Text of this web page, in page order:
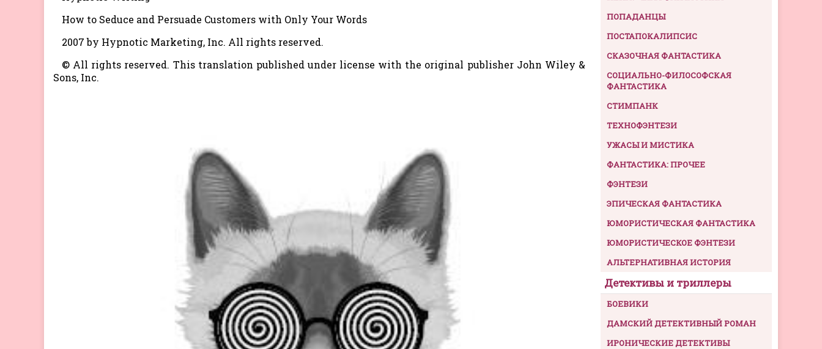
How to Seduce and Persuade Customers with Only Your Words
2007 by Hypnotic Marketing, Inc. All rights reserved.
© All rights reserved. This translation published under license with the original publisher John Wiley &
Sons, Inc.
ПОПАДАНЦЫ
ПОСТАПОКАЛИПСИС
СКАЗОЧНАЯ ФАНТАСТИКА
СОЦИАЛЬНО-ФИЛОСОФСКАЯ
ФАНТАСТИКА
СТИМПАНК
ТЕХНОФЭНТЕЗИ
УЖАСЫ И МИСТИКА
ФАНТАСТИКА: ПРОЧЕЕ
ФЭНТЕЗИ
ЭПИЧЕСКАЯ ФАНТАСТИКА
ЮМОРИСТИЧЕСКАЯ ФАНТАСТИКА
ЮМОРИСТИЧЕСКОЕ ФЭНТЕЗИ
АЛЬТЕРНАТИВНАЯ ИСТОРИЯ
Детективы и триллеры
БОЕВИКИ
ДАМСКИЙ ДЕТЕКТИВНЫЙ РОМАН
ИРОНИЧЕСКИЕ ДЕТЕКТИВЫ